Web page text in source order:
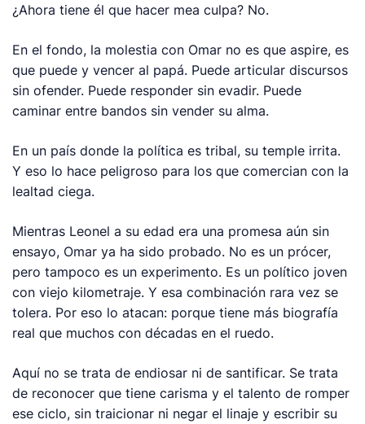
¿Ahora tiene él que hacer mea culpa? No.
En el fondo, la molestia con Omar no es que aspire, es
que puede y vencer al papá. Puede articular discursos
sin ofender. Puede responder sin evadir. Puede
caminar entre bandos sin vender su alma.
En un país donde la política es tribal, su temple irrita.
Y eso lo hace peligroso para los que comercian con la
lealtad ciega.
Mientras Leonel a su edad era una promesa aún sin
ensayo, Omar ya ha sido probado. No es un prócer,
pero tampoco es un experimento. Es un político joven
con viejo kilometraje. Y esa combinación rara vez se
tolera. Por eso lo atacan: porque tiene más biografía
real que muchos con décadas en el ruedo.
Aquí no se trata de endiosar ni de santificar. Se trata
de reconocer que tiene carisma y el talento de romper
ese ciclo, sin traicionar ni negar el linaje y escribir su